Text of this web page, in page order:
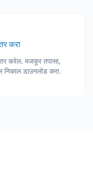
करा
करेल. मजकूर तपासा,
निकाल डाउनलोड करा.